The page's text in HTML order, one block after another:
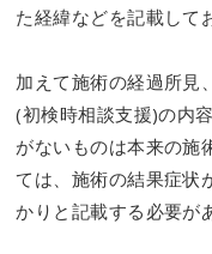
た経緯などを記載して
加えて施術の経過所見
(初検時相談支援)の内
がないものは本来の施
ては、施術の結果症状
かりと記載する必要が